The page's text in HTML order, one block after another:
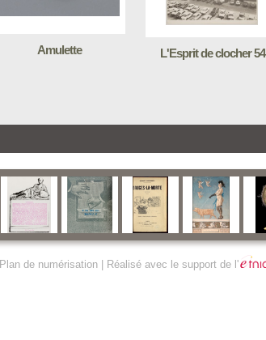
Amulette L'Esprit de clocher 54
Plan de numérisation| Réalisé avec le support de l'